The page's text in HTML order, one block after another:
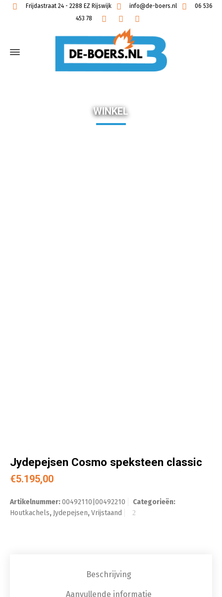
Frijdastraat 24 - 2288 EZ Rijswijk info@de-boers.nl
06 536
453 78
WINKEL
Jydepejsen Cosmo speksteen classic
€5.195,00
Artikelnummer:00492110|00492210
Categorieën:
Houtkachels, Jydepejsen,Vrijstaand
Beschrijving
Aanvullende informatie